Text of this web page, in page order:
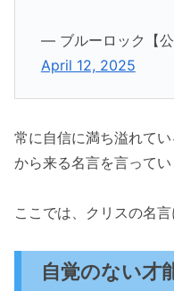
— ブルーロック【
April 12, 2025
常に自信に満ち溢れて
から来る名言を言ってい
ここでは、クリスの名言
自覚のない才